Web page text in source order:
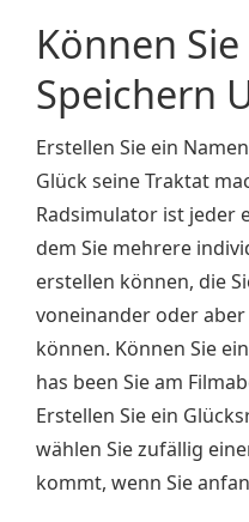
Können
Speichern
Erstellen Sie ein
Glück seine Traktat
Radsimulator ist jeder
dem Sie mehrere
erstellen können, die
voneinander oder
können. Können Sie
has been Sie am
Erstellen Sie ein
wählen Sie zufällig
kommt, wenn Sie